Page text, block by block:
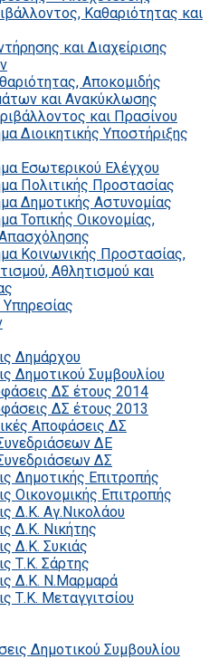
Καθαριότητας και
και Διαχείρισης
Αποκομιδής
και Ανακύκλωσης
και Πρασίνου
Διοικητικής Υποστήριξης
Εσωτερικού Ελέγχου
Πολιτικής Προστασίας
Δημοτικής Αστυνομίας
Τοπικής Οικονομίας,
Κοινωνικής Προστασίας,
Αθλητισμού και
Δημάρχου
Δημοτικού Συμβουλίου
ΔΣ έτους 2014
ΔΣ έτους 2013
Αποφάσεις ΔΣ
ΔΕ
ΔΣ
Δημοτικής Επιτροπής
Οικονομικής Επιτροπής
Δ.Κ. Αγ.Νικολάου
Δ.Κ. Νικήτης
Δ.Κ. Συκιάς
Τ.Κ. Σάρτης
Δ.Κ. Ν.Μαρμαρά
Τ.Κ. Μεταγγιτσίου
Δημοτικού Συμβουλίου